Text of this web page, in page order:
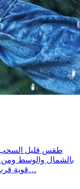
طقس قليل السحب
بالشمال والوسط ومن
قوية قرب السواحل وبالجنوب مع دواوير رملية محلية…